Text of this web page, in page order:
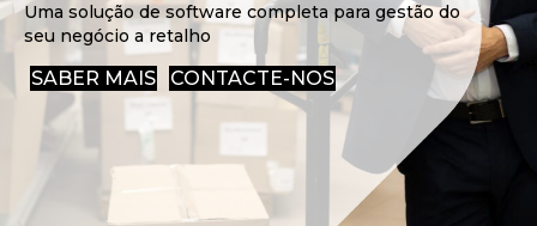
Uma solução de software completa para gestão do
seu negócio a retalho
SABER MAIS CONTACTE-NOS